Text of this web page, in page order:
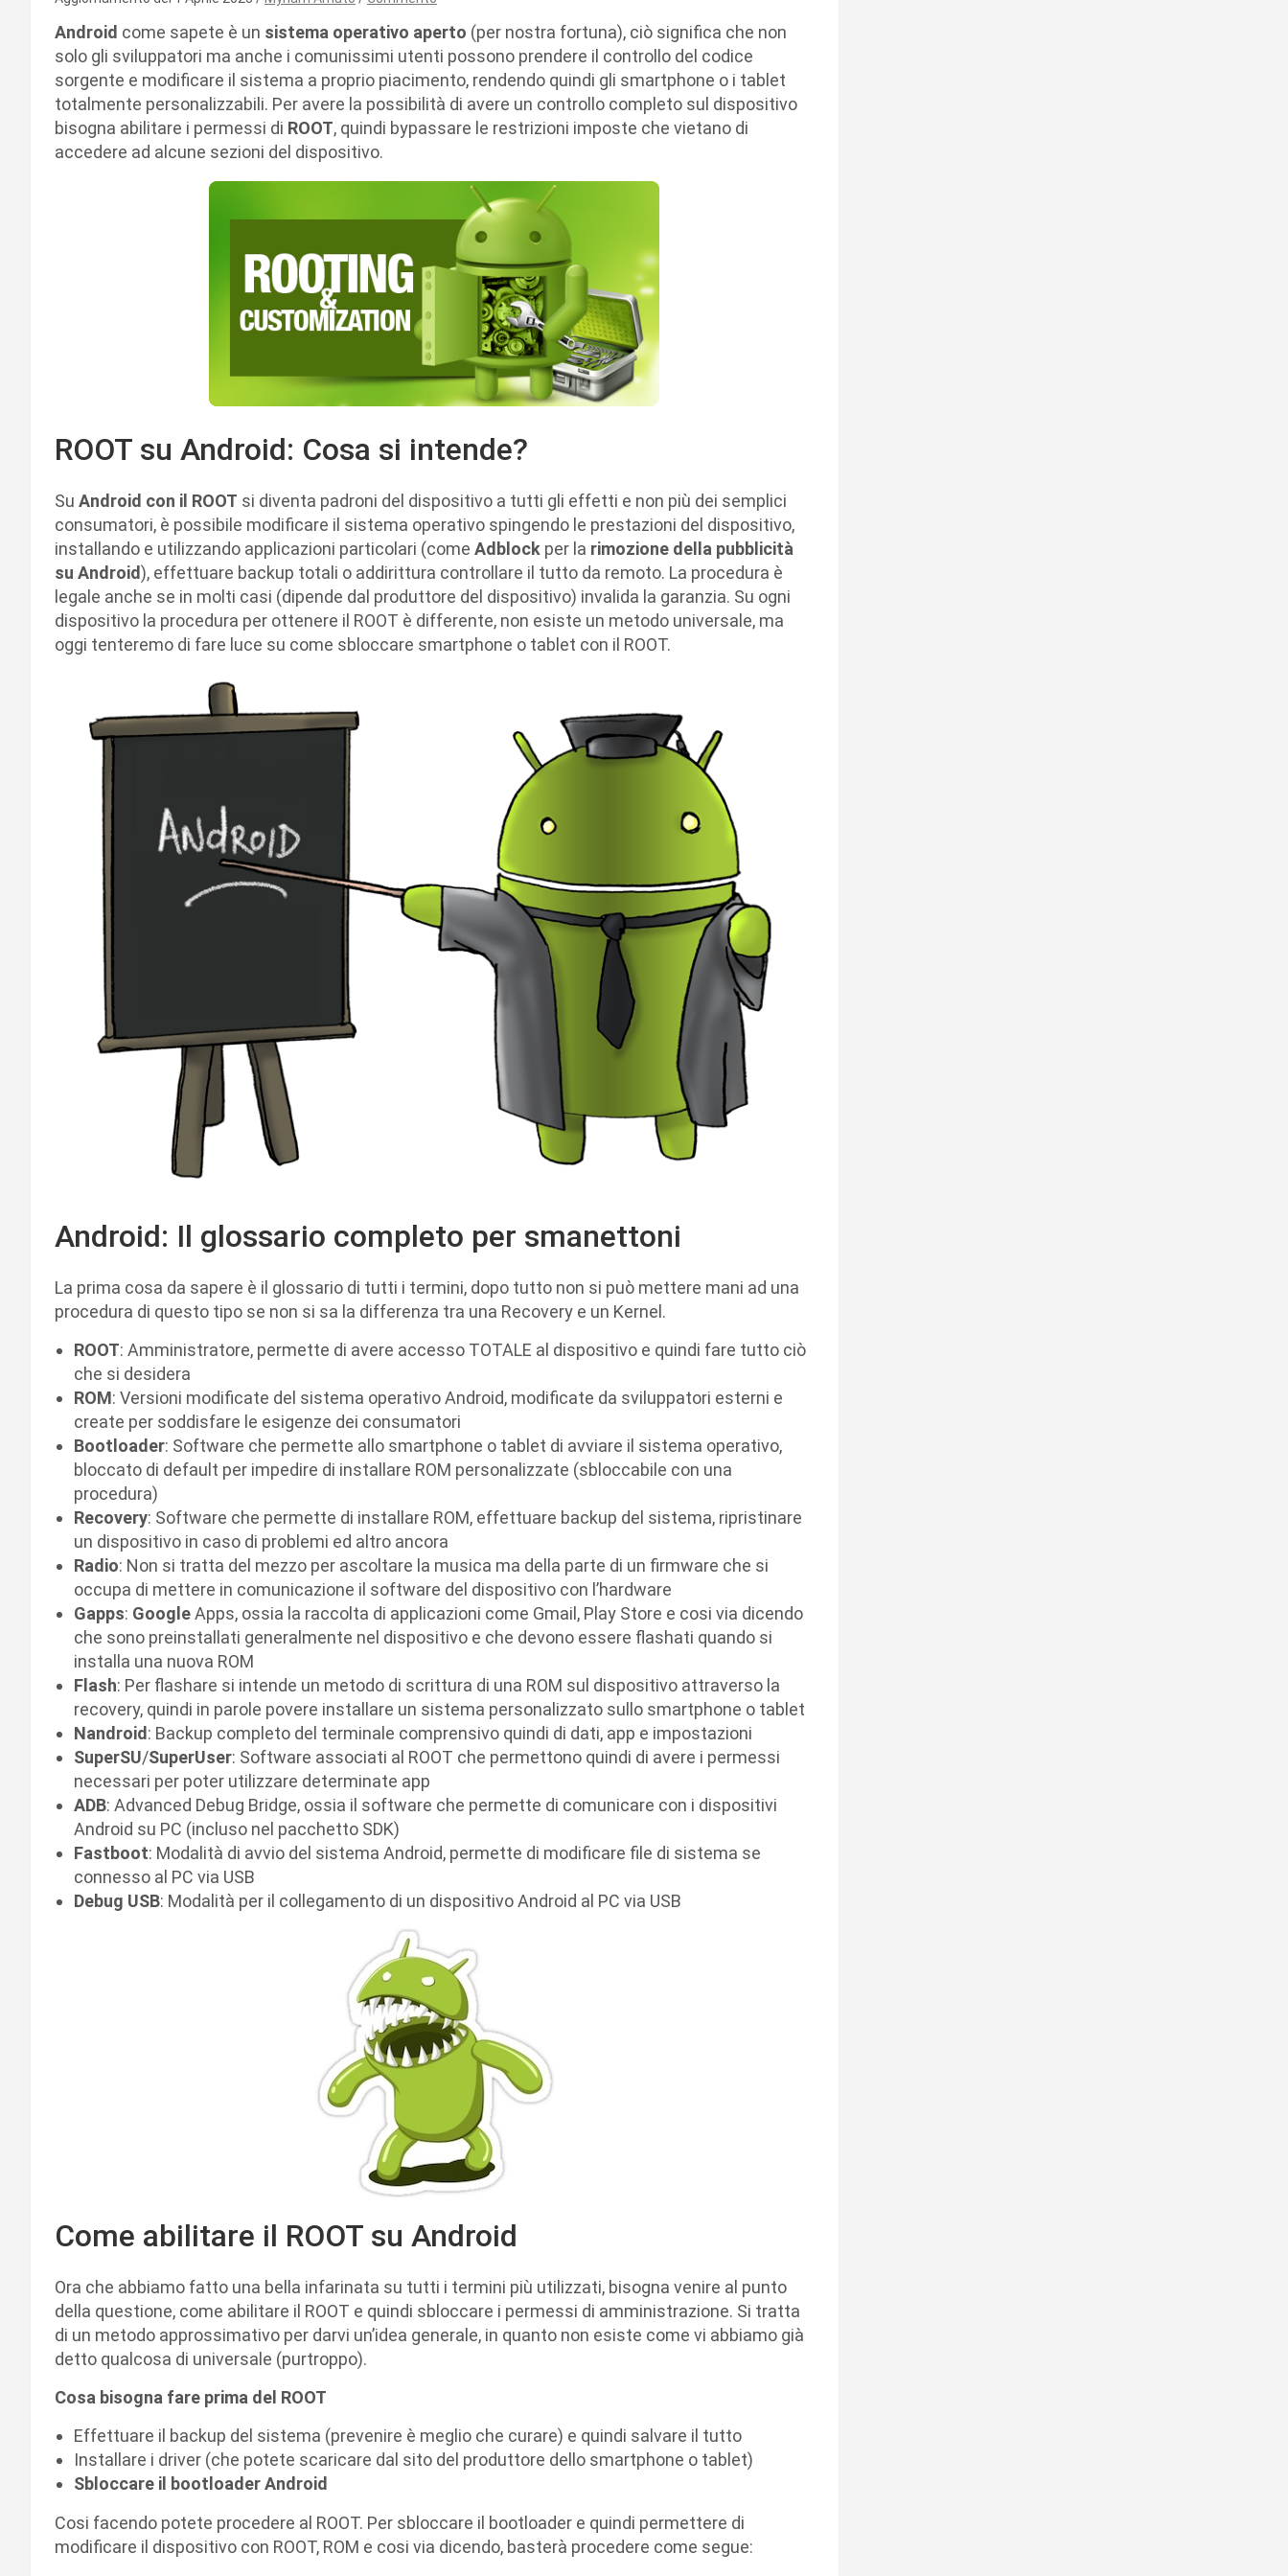
Android come sapete è un sistema operativo aperto (per nostra fortuna), ciò significa che non
solo gli sviluppatori ma anche i comunissimi utenti possono prendere il controllo del codice
sorgente e modificare il sistema a proprio piacimento, rendendo quindi gli smartphone o i tablet
totalmente personalizzabili. Per avere la possibilità di avere un controllo completo sul dispositivo
bisogna abilitare i permessi di ROOT, quindi bypassare le restrizioni imposte che vietano di
accedere ad alcune sezioni del dispositivo.
ROOT su Android: Cosa si intende?
Su Android con il ROOT si diventa padroni del dispositivo a tutti gli effetti e non più dei semplici
consumatori, è possibile modificare il sistema operativo spingendo le prestazioni del dispositivo,
installando e utilizzando applicazioni particolari (come Adblock per la rimozione della pubblicità
su Android), effettuare backup totali o addirittura controllare il tutto da remoto. La procedura è
legale anche se in molti casi (dipende dal produttore del dispositivo) invalida la garanzia. Su ogni
dispositivo la procedura per ottenere il ROOT è differente, non esiste un metodo universale, ma
oggi tenteremo di fare luce su come sbloccare smartphone o tablet con il ROOT.
Android: Il glossario completo per smanettoni
La prima cosa da sapere è il glossario di tutti i termini, dopo tutto non si può mettere mani ad una
procedura di questo tipo se non si sa la differenza tra una Recovery e un Kernel.
ROOT: Amministratore, permette di avere accesso TOTALE al dispositivo e quindi fare tutto ciò
che si desidera
ROM: Versioni modificate del sistema operativo Android, modificate da sviluppatori esterni e
create per soddisfare le esigenze dei consumatori
Bootloader: Software che permette allo smartphone o tablet di avviare il sistema operativo,
bloccato di default per impedire di installare ROM personalizzate (sbloccabile con una
procedura)
Recovery: Software che permette di installare ROM, effettuare backup del sistema, ripristinare
un dispositivo in caso di problemi ed altro ancora
Radio: Non si tratta del mezzo per ascoltare la musica ma della parte di un firmware che si
occupa di mettere in comunicazione il software del dispositivo con l’hardware
Gapps: GoogleApps, ossia la raccolta di applicazioni come Gmail, Play Store e cosi via dicendo
che sono preinstallati generalmente nel dispositivo e che devono essere flashati quando si
installa una nuova ROM
Flash: Per flashare si intende un metodo di scrittura di una ROM sul dispositivo attraverso la
recovery, quindi in parole povere installare un sistema personalizzato sullo smartphone o tablet
Nandroid : Backup completo del terminale comprensivo quindi di dati, app e impostazioni
SuperSU/SuperUser: Software associati al ROOT che permettono quindi di avere i permessi
necessari per poter utilizzare determinate app
ADB: Advanced Debug Bridge, ossia il software che permette di comunicare con i dispositivi
Android su PC (incluso nel pacchetto SDK)
Fastboot: Modalità di avvio del sistema Android, permette di modificare file di sistema se
connesso al PC via USB
Debug USB: Modalità per il collegamento di un dispositivo Android al PC via USB
Come abilitare il ROOT su Android
Ora che abbiamo fatto una bella infarinata su tutti i termini più utilizzati, bisogna venire al punto
della questione, come abilitare il ROOT e quindi sbloccare i permessi di amministrazione. Si tratta
di un metodo approssimativo per darvi un’idea generale, in quanto non esiste come vi abbiamo già
detto qualcosa di universale (purtroppo).
Cosa bisogna fare prima del ROOT
Effettuare il backup del sistema (prevenire è meglio che curare) e quindi salvare il tutto
Installare i driver (che potete scaricare dal sito del produttore dello smartphone o tablet)
Sbloccare il bootloader Android
Cosi facendo potete procedere al ROOT. Per sbloccare il bootloader e quindi permettere di
modificare il dispositivo con ROOT, ROM e cosi via dicendo, basterà procedere come segue: